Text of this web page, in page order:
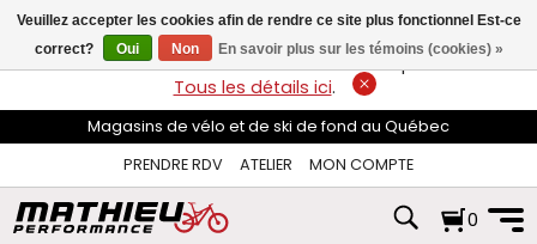
flèches
haut
et
pour
sélectionner
disponible.
Appuyez
LIVRAISON GRATUITEsur les commandes de plus de 74$*.
Tous les détails ici.
Magasins de vélo et de ski de fond au Québec
PRENDRE RDV
ATELIER MON COMPTE
0
Veuillez accepter les cookies afin de rendre ce site plus fonctionnel Est-ce
correct?
Oui Non En savoir plus sur les témoins (cookies) »